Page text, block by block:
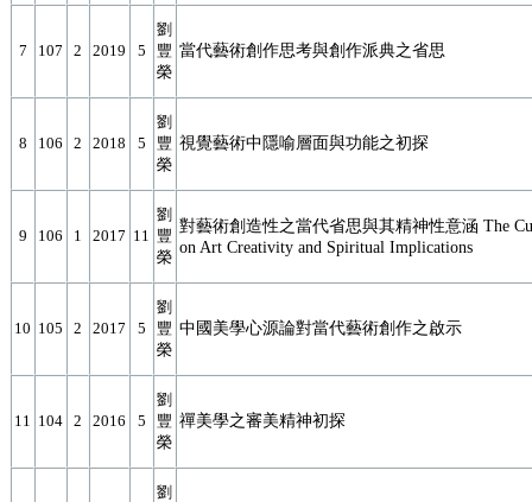
7 107 2 2019 5
劉
豐
榮
當代藝術創作思考與創作派典之省思
8 106 2 2018 5
劉
豐
榮
視覺藝術中隱喻層面與功能之初探
9 106 1 2017 11
劉
豐
榮
對藝術創造性之當代省思與其精神性意涵 The
on Art Creativity and Spiritual Implications
10 105 2 2017 5
劉
豐
榮
中國美學心源論對當代藝術創作之啟示
11 104 2 2016 5
劉
豐
榮
禪美學之審美精神初探
劉